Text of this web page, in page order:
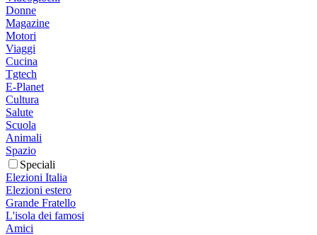
Donne
Magazine
Motori
Viaggi
Cucina
Tgtech
E-Planet
Cultura
Salute
Scuola
Animali
Spazio
Speciali
Elezioni Italia
Elezioni estero
Grande Fratello
L'isola dei famosi
Amici